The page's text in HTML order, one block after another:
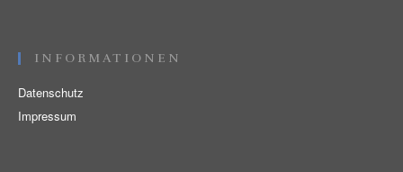
INFORMATIONEN
Datenschutz
Impressum